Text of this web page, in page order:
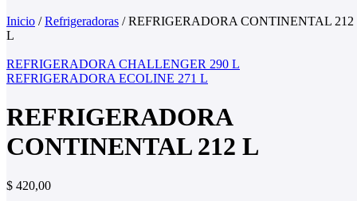
Inicio / Refrigeradoras /REFRIGERADORA CONTINENTAL 212
L
REFRIGERADORA CHALLENGER 290 L
REFRIGERADORA ECOLINE 271 L
REFRIGERADORA
CONTINENTAL 212 L
$ 420,00